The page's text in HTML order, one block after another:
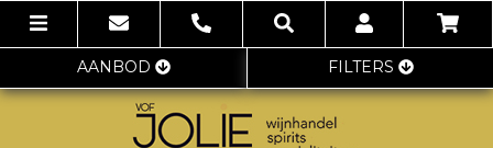
AANBOD FILTERS